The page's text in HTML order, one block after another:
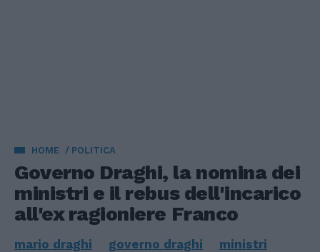
HOME POLITICA
Governo Draghi, la nomina dei
ministri e il rebus dell'incarico
all'ex ragioniere Franco
mario draghi governo draghi ministri